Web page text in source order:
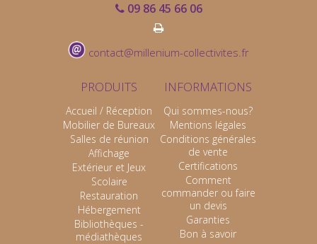
09 86 45 66 06
contact@millenium-collectivites.fr
PRODUITS
Accueil / Réception
Mobilier de Bureaux
Salles de réunion
Affichage
Extérieur et Jeux
Scolaire
Restauration
Hébergement
Bibliothèques -
médiathèques
INFORMATIONS
Qui sommes-nous?
Mentions légales
Conditions générales
de vente
Certifications
Comment
commander ou faire
un devis
Garanties
Bon à savoir